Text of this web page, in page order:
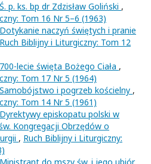
Ś. p. ks. bp dr Zdzisław Goliński ,
Tom 16 Nr 5–6 (1963)
Dotykanie naczyń świętych i pranie
Ruch Biblijny i Liturgiczny: Tom 12
700-lecie święta Bożego Ciała ,
Tom 17 Nr 5 (1964)
Samobójstwo i pogrzeb kościelny ,
Tom 14 Nr 5 (1961)
Dyrektywy episkopatu polski w
Kongregacji Obrzędów o
, Ruch Biblijny i Liturgiczny: